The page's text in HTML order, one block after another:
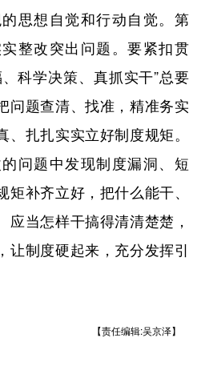
思想自觉和行动自觉。第
整改突出问题。要紧扣贯
科学决策、真抓实干”总要
问题查清、找准，精准务实
、扎扎实实立好制度规矩。
问题中发现制度漏洞、短
矩补齐立好，把什么能干、
应当怎样干搞得清清楚楚，
让制度硬起来，充分发挥引
【责任编辑:吴京泽】